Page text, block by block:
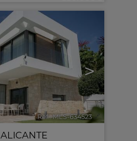
>
Ref.. MLS-634523 🔗
ALICANTE